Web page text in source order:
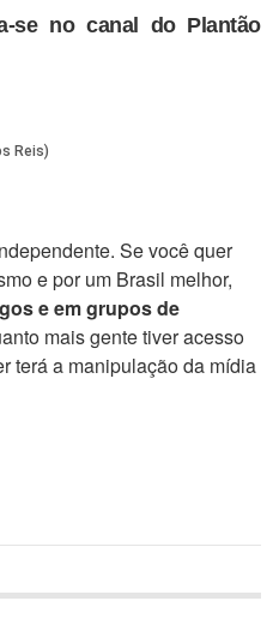
se no canal do Plantão
Se você quer
e por um Brasil melhor,
e em grupos de
mais gente tiver acesso
terá a manipulação da mídia